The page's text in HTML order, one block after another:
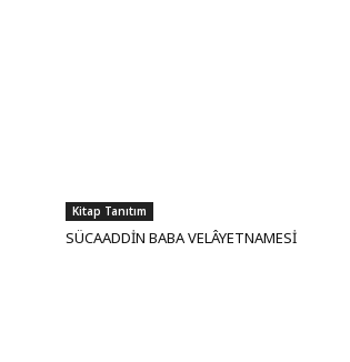
Kitap Tanıtım
SÜCAADDİN BABA VELÂYETNAMESİ